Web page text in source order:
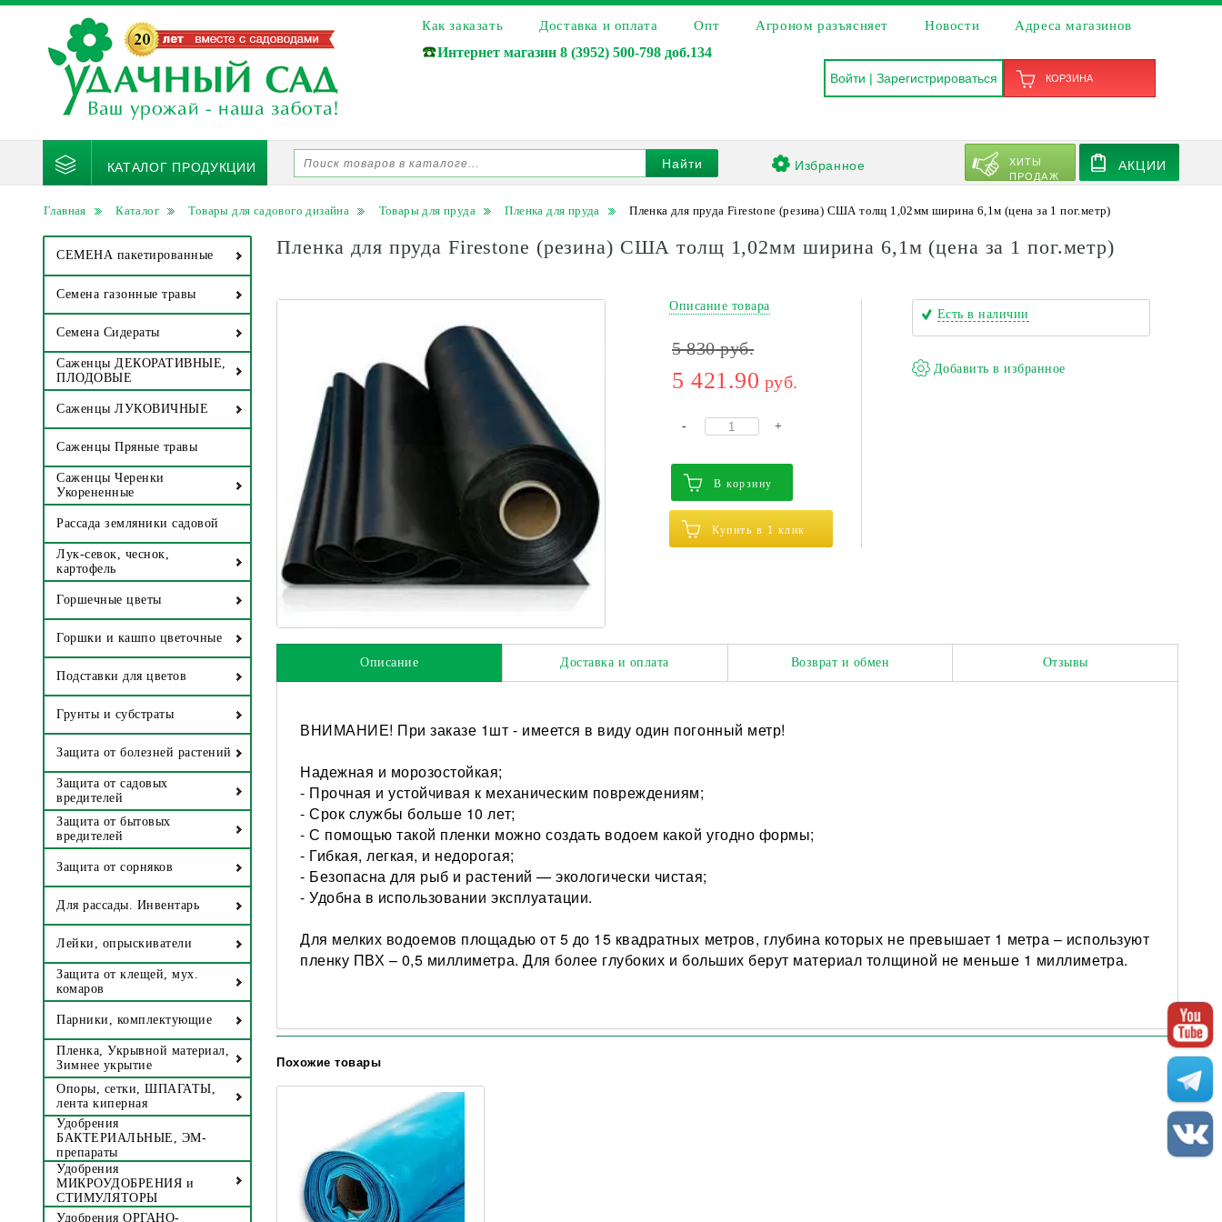
Как заказать Доставка и оплата Опт Агроном разъясняет Новости Адреса магазинов
☎️Интернет магазин 8 (3952) 500-798 доб.134
Войти | Зарегистрироваться КОРЗИНА
КАТАЛОГ ПРОДУКЦИИ Найти Избранное
ХИТЫ
ПРОДАЖ
АКЦИИ
Главная Каталог Товары для садового дизайна Товары для пруда Пленка для пруда Пленка для пруда Firestone (резина) США толщ 1,02мм ширина 6,1м (цена за 1 пог.метр)
СЕМЕНА пакетированные
Семена газонные травы
Семена Сидераты
Саженцы ДЕКОРАТИВНЫЕ,
ПЛОДОВЫЕ
Саженцы ЛУКОВИЧНЫЕ
Саженцы Пряные травы
Саженцы Черенки
Укорененные
Рассада земляники садовой
Лук-севок, чеснок,
картофель
Горшечные цветы
Горшки и кашпо цветочные
Подставки для цветов
Грунты и субстраты
Защита от болезней растений
Защита от садовых
вредителей
Защита от бытовых
вредителей
Защита от сорняков
Для рассады. Инвентарь
Лейки, опрыскиватели
Защита от клещей, мух.
комаров
Парники, комплектующие
Пленка, Укрывной материал,
Зимнее укрытие
Опоры, сетки, ШПАГАТЫ,
лента киперная
Удобрения
БАКТЕРИАЛЬНЫЕ, ЭМ-
препараты
Удобрения
МИКРОУДОБРЕНИЯ и
СТИМУЛЯТОРЫ
Удобрения ОРГАНО-
Пленка для пруда Firestone (резина) США толщ 1,02мм ширина 6,1м (цена за 1 пог.метр)
Описание товара
5 830руб.
5 421.90 руб.
- +
В корзину
Купить в 1 клик
Есть в наличии
Описание Доставка и оплата Возврат и обмен Отзывы
ВНИМАНИЕ! При заказе 1шт - имеется в виду один погонный метр!
Надежная и морозостойкая;
- Прочная и устойчивая к механическим повреждениям;
- Срок службы больше 10 лет;
- С помощью такой пленки можно создать водоем какой угодно формы;
- Гибкая, легкая, и недорогая;
- Безопасна для рыб и растений — экологически чистая;
- Удобна в использовании эксплуатации.
Для мелких водоемов площадью от 5 до 15 квадратных метров, глубина которых не превышает 1 метра – используют
пленку ПВХ – 0,5 миллиметра. Для более глубоких и больших берут материал толщиной не меньше 1 миллиметра.
Похожие товары